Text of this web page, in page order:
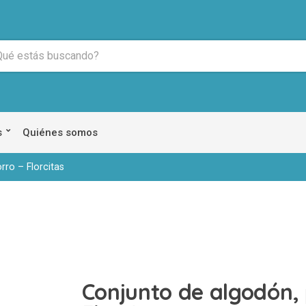
Quiénes somos
– Florcitas
Conjunto de